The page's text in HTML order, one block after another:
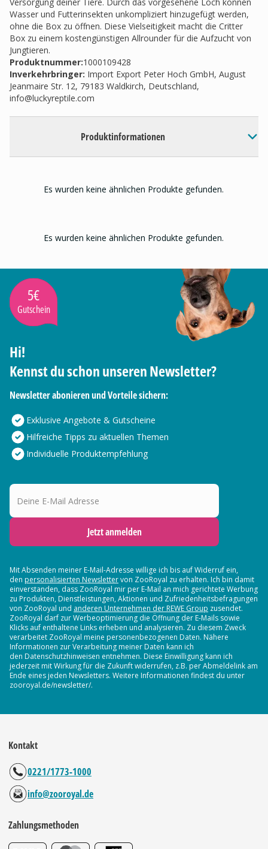
Wasser und Futterinsekten unkompliziert hinzugefügt werden,
ohne die Box zu öffnen. Diese Vielseitigkeit macht die Critter
Box zu einem kostengünstigen Allrounder für die Aufzucht von
Jungtieren.
Produktnummer:1000109428
Inverkehrbringer: Import Export Peter Hoch GmbH, August
Jeanmaire Str. 12, 79183 Waldkirch, Deutschland,
info@luckyreptile.com
Produktinformationen
Es wurden keine ähnlichen Produkte gefunden.
Es wurden keine ähnlichen Produkte gefunden.
5€
Gutschein
Hi!
Kennst du schon unseren Newsletter?
Newsletter abonieren und Vorteile sichern:
Exklusive Angebote & Gutscheine
Hilfreiche Tipps zu aktuellen Themen
Individuelle Produktempfehlung
Deine E-Mail Adresse
Jetzt anmelden
Mit Absenden meiner E-Mail-Adresse willige ich bis auf Widerruf ein,
den personalisierten Newslettervon ZooRoyal zu erhalten. Ich bin damit
einverstanden, dass ZooRoyal mir per E-Mail an mich gerichtete Werbung
zu Produkten, Dienstleistungen, Aktionen und Zufriedenheitsbefragungen
von ZooRoyal und anderen Unternehmen der REWE Group zusendet.
ZooRoyal darf zur Werbeoptimierung die Öffnung der E-Mails sowie
Klicks auf enthaltene Links erheben und analysieren. Zu diesem Zweck
verarbeitet ZooRoyal meine personenbezogenen Daten. Nähere
Informationen zur Verarbeitung meiner Daten kann ich
den Datenschutzhinweisen entnehmen. Diese Einwilligung kann ich
jederzeit mit Wirkung für die Zukunft widerrufen, z.B. per Abmeldelink am
Ende eines jeden Newsletters. Weitere Informationen findest du unter
zooroyal.de/newsletter/.
Kontakt
0221/1773-1000
info@zooroyal.de
Zahlungsmethoden